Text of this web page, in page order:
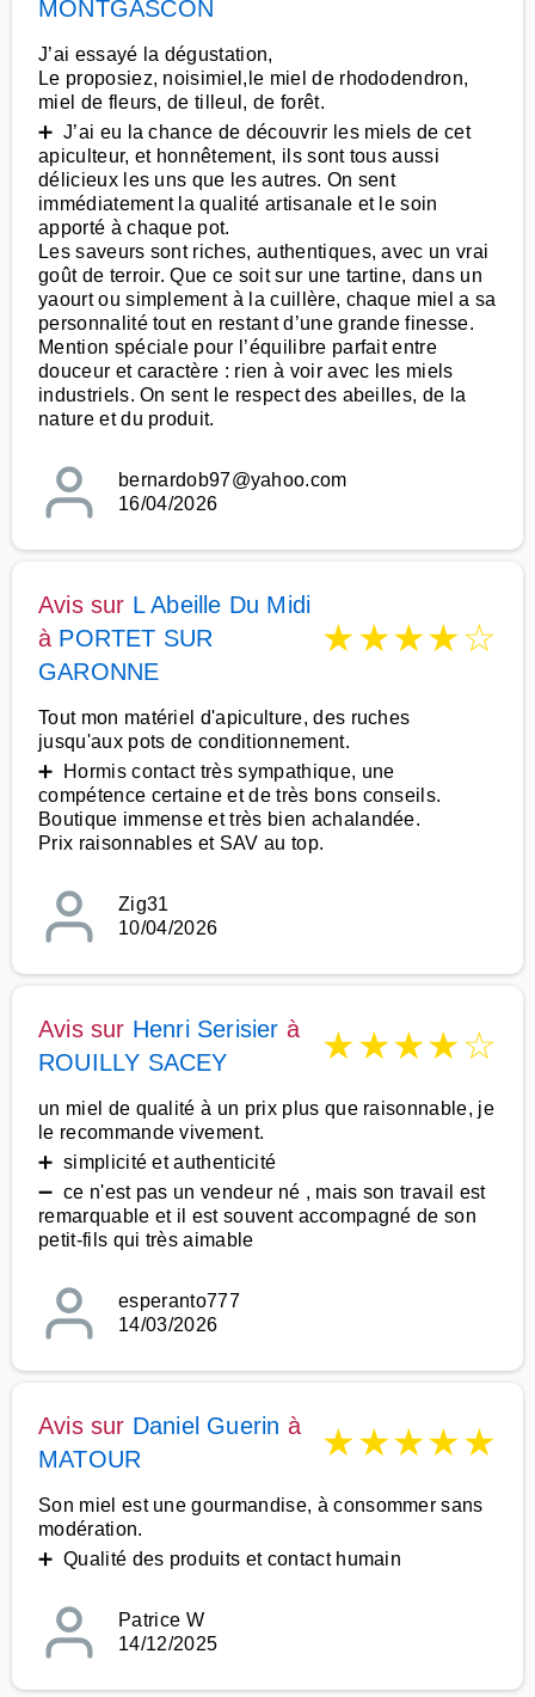
MONTGASCON
J’ai essayé la dégustation,
Le proposiez, noisimiel,le miel de rhododendron,
miel de fleurs, de tilleul, de forêt.
➕ J’ai eu la chance de découvrir les miels de cet
apiculteur, et honnêtement, ils sont tous aussi
délicieux les uns que les autres. On sent
immédiatement la qualité artisanale et le soin
apporté à chaque pot.
Les saveurs sont riches, authentiques, avec un vrai
goût de terroir. Que ce soit sur une tartine, dans un
yaourt ou simplement à la cuillère, chaque miel a sa
personnalité tout en restant d’une grande finesse.
Mention spéciale pour l’équilibre parfait entre
douceur et caractère : rien à voir avec les miels
industriels. On sent le respect des abeilles, de la
nature et du produit.
bernardob97@yahoo.com
16/04/2026
Avis sur L Abeille Du Midi
à PORTET SUR
GARONNE
★★★★☆
Tout mon matériel d'apiculture, des ruches
jusqu'aux pots de conditionnement.
➕ Hormis contact très sympathique, une
compétence certaine et de très bons conseils.
Boutique immense et très bien achalandée.
Prix raisonnables et SAV au top.
Zig31
10/04/2026
Avis sur Henri Serisier à
ROUILLY SACEY
★★★★☆
un miel de qualité à un prix plus que raisonnable, je
le recommande vivement.
➕ simplicité et authenticité
➖ ce n'est pas un vendeur né , mais son travail est
remarquable et il est souvent accompagné de son
petit-fils qui très aimable
esperanto777
14/03/2026
Avis sur Daniel Guerin à
MATOUR
★★★★★
Son miel est une gourmandise, à consommer sans
modération.
➕ Qualité des produits et contact humain
Patrice W
14/12/2025